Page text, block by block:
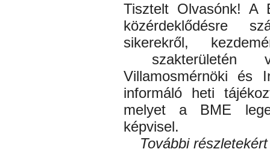
Tisztelt Olvasónk! A
közérdeklődésre
sikerekről,
szakterületén
Villamosmérnöki és
informáló heti
melyet a BME
képvisel.
További